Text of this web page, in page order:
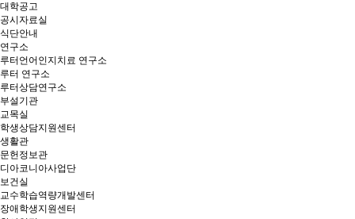
대학공고
공시자료실
식단안내
연구소
루터언어인지치료 연구소
루터 연구소
루터상담연구소
부설기관
교목실
학생상담지원센터
생활관
문헌정보관
디아코니아사업단
보건실
교수학습역량개발센터
장애학생지원센터